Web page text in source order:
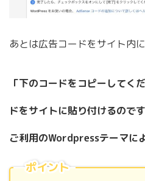
あとは広告コードをサイト内
「下のコードをコピーしてく
ドをサイトに貼り付けるので
ご利用のWordpressテーマに
ポイント